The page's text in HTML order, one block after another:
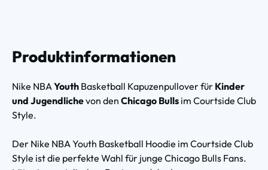
Produktinformationen
Nike NBA Youth Basketball Kapuzenpullover für Kinder
und Jugendlichevon den Chicago Bulls im Courtside Club
Style.
Der Nike NBA Youth Basketball Hoodie im Courtside Club
Style ist die perfekte Wahl für junge Chicago Bulls Fans.